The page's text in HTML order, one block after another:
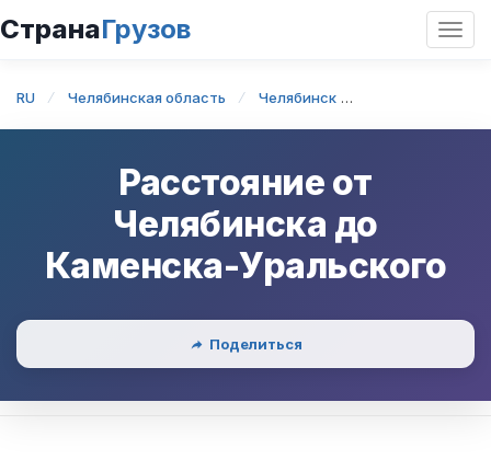
СтранаГрузов
RU Челябинская область Челябинск
Расстояние от
Челябинска до
Каменска-Уральского
Поделиться